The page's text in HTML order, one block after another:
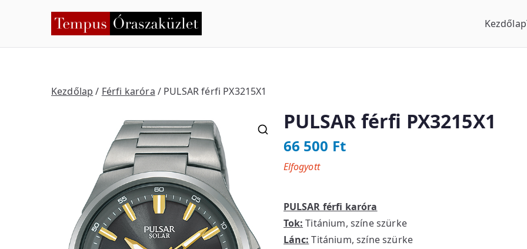
Tempus Óraszaküzlet Kezdőlap
Kezdőlap / Férfi karóra / PULSAR férfi PX3215X1
PULSAR férfi PX3215X1
66 500 Ft
PULSAR férfi karóra
Tok: Titánium, színe szürke
Lánc: Titánium, színe szürke
Elfogyott